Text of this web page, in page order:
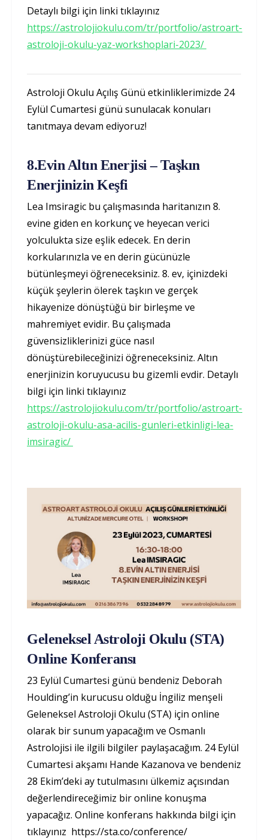
Detaylı bilgi için linki tıklayınız
https://astrolojiokulu.com/tr/portfolio/astroart-
astroloji-okulu-yaz-workshoplari-2023/
Astroloji Okulu Açılış Günü etkinliklerimizde 24
Eylül Cumartesi günü sunulacak konuları
tanıtmaya devam ediyoruz!
8.Evin Altın Enerjisi – Taşkın
Enerjinizin Keşfi
Lea Imsiragic bu çalışmasında haritanızın 8.
evine giden en korkunç ve heyecan verici
yolculukta size eşlik edecek. En derin
korkularınızla ve en derin gücünüzle
bütünleşmeyi öğreneceksiniz. 8. ev, içinizdeki
küçük şeylerin ölerek taşkın ve gerçek
hikayenize dönüştüğü bir birleşme ve
mahremiyet evidir. Bu çalışmada
güvensizliklerinizi güce nasıl
dönüştürebileceğinizi öğreneceksiniz. Altın
enerjinizin koruyucusu bu gizemli evdir. Detaylı
bilgi için linki tıklayınız
https://astrolojiokulu.com/tr/portfolio/astroart-
astroloji-okulu-asa-acilis-gunleri-etkinligi-lea-
imsiragic/
Geleneksel Astroloji Okulu (STA)
Online Konferansı
23 Eylül Cumartesi günü bendeniz Deborah
Houlding’in kurucusu olduğu İngiliz menşeli
Geleneksel Astroloji Okulu (STA) için online
olarak bir sunum yapacağım ve Osmanlı
Astrolojisi ile ilgili bilgiler paylaşacağım. 24 Eylül
Cumartesi akşamı Hande Kazanova ve bendeniz
28 Ekim’deki ay tutulmasını ülkemiz açısından
değerlendireceğimiz bir online konuşma
yapacağız. Online konferans hakkında bilgi için
tıklayınız https://sta.co/conference/